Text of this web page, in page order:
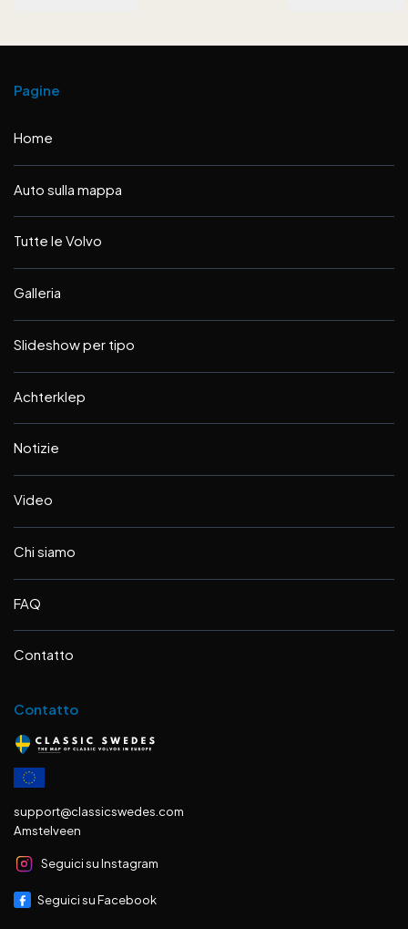
Pagine
Home
Auto sulla mappa
Tutte le Volvo
Galleria
Slideshow per tipo
Achterklep
Notizie
Video
Chi siamo
FAQ
Contatto
Contatto
support@classicswedes.com
Amstelveen
Seguici su Instagram
Seguici su Facebook